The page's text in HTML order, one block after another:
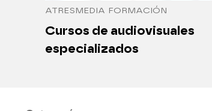
ATRESMEDIA FORMACIÓN
Cursos de audiovisuales
especializados